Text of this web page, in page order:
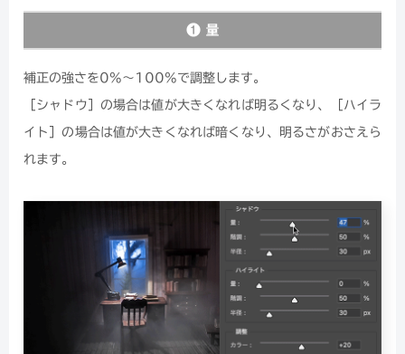
❶ 量
補正の強さを0%〜100%で調整します。
［シャドウ］の場合は値が大きくなれば明るくなり、［ハイラ
イト］の場合は値が大きくなれば暗くなり、明るさがおさえら
れます。